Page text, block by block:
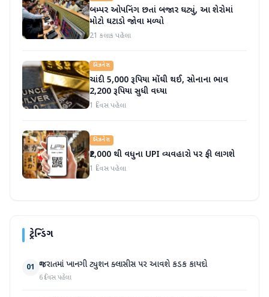
બમ્પર ઓપનિંગ છતાં બજાર ઘટ્યું, આ શેરોમાં
મોટો ઘટાડો જોવા મળ્યો
21 કલાક પહેલા
બિઝનેસ
ચાંદી 5,000 રૂપિયા મોંઘી થઈ, સોનાના ભાવ
2,200 રૂપિયા સુધી વધ્યા
1 દિવસ પહેલા
બિઝનેસ
₹2,000 થી વધુના UPI વ્યવહારો પર ફી લાગશે
1 દિવસ પહેલા
ટ્રેન્ડિંગ
01 ગુજરાતમાં ખાનગી ટ્યુશન ક્લાસીસ પર આવશે કડક કાયદો
6 દિવસ પહેલા